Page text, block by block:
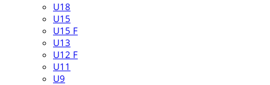
U18
U15
U15 F
U13
U12 F
U11
U9